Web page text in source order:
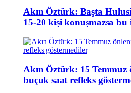
Akın Öztürk: Başta
15-20 kişi konuşmazsa bu
Akın Öztürk: 15 Temmuz
buçuk saat refleks